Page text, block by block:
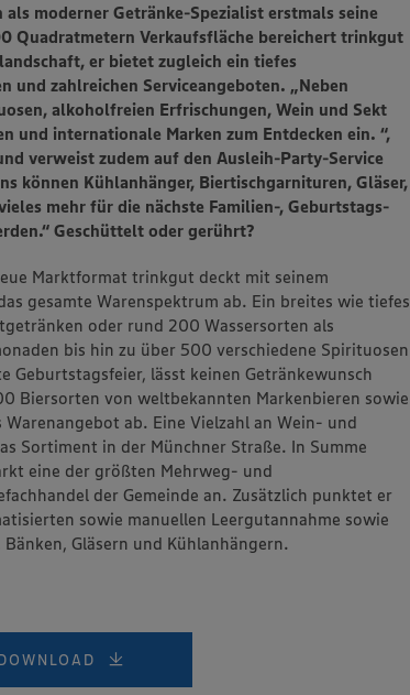
moderner Getränke-Spezialist erstmals seine
Quadratmetern Verkaufsfläche bereichert trinkgut
er bietet zugleich ein tiefes
und zahlreichen Serviceangeboten. „Neben
alkoholfreien Erfrischungen, Wein und Sekt
und internationale Marken zum Entdecken ein. “,
verweist zudem auf den Ausleih-Party-Service
können Kühlanhänger, Biertischgarnituren, Gläser,
mehr für die nächste Familien-, Geburtstags-
Geschüttelt oder gerührt?
Marktformat trinkgut deckt mit seinem
gesamte Warenspektrum ab. Ein breites wie tiefes
oder rund 200 Wassersorten als
bis hin zu über 500 verschiedene Spirituosen
Geburtstagsfeier, lässt keinen Getränkewunsch
Biersorten von weltbekannten Markenbieren sowie
ab. Eine Vielzahl an Wein- und
Sortiment in der Münchner Straße. In Summe
eine der größten Mehrweg- und
der Gemeinde an. Zusätzlich punktet er
sowie manuellen Leergutannahme sowie
Gläsern und Kühlanhängern.